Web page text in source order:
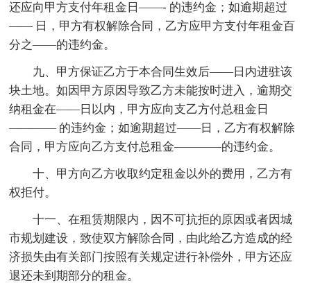
还应向甲方支付年租金日——- 的违约金；如逾期超过
—— 日，甲方有权解除合同，乙方应甲方支付年租金百
分之——的违约金。
九、甲方保证乙方于本合同生效后——日内进驻该
块土地。如因甲方原因导致乙方未能按时进入，逾期交
纳租金在——日以内，甲方应向支乙方付总租金日
———— 的违约金；如逾期超过——日，乙方有权解除
合同，甲方应向乙方支付总租金————的违约金。
十、甲方向乙方收取约定租金以外的费用，乙方有
权拒付。
十一、在租赁期限内，因不可抗拒的原因或者因城
市规划建设，致使双方解除合同，由此给乙方造成的经
济损失由有关部门按照有关规定进行补偿外，甲方还应
退还未到期部分的租金。